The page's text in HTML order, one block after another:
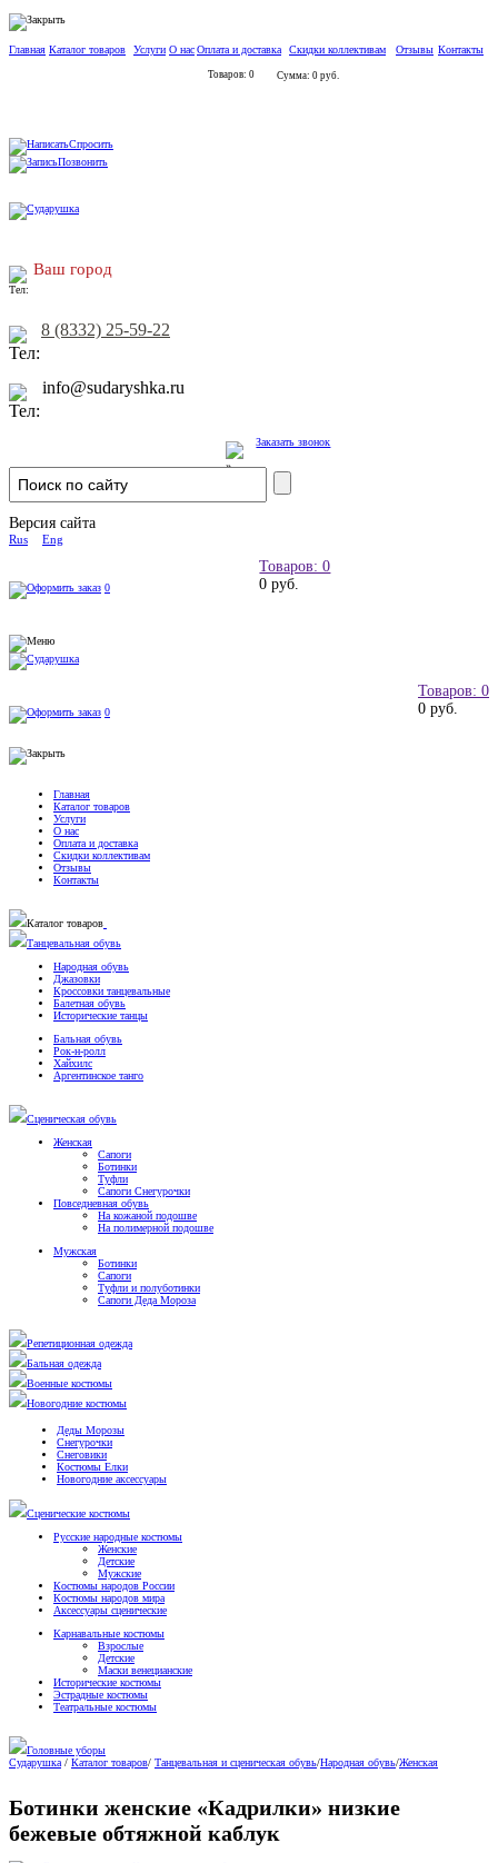
Главная Каталог товаров Услуги О насОплата и доставка Скидки коллективам Отзывы Контакты
Товаров: 0 Сумма: 0 руб.
Спросить
Позвонить
Ваш город
8 (8332) 25-59-22
info@sudaryshka.ru
Заказать звонок
Версия сайта
Rus Eng
Товаров: 0
0 руб.
0
Товаров: 0
0 руб.
0
Главная
Каталог товаров
Услуги
О нас
Оплата и доставка
Скидки коллективам
Отзывы
Контакты
Каталог товаров
Танцевальная обувь
Народная обувь
Джазовки
Кроссовки танцевальные
Балетная обувь
Исторические танцы
Бальная обувь
Рок-н-ролл
Хайхилс
Аргентинское танго
Сценическая обувь
Женская
Сапоги
Ботинки
Туфли
Сапоги Снегурочки
Повседневная обувь
На кожаной подошве
На полимерной подошве
Мужская
Ботинки
Сапоги
Туфли и полуботинки
Сапоги Деда Мороза
Репетиционная одежда
Бальная одежда
Военные костюмы
Новогодние костюмы
Деды Морозы
Снегурочки
Снеговики
Костюмы Елки
Новогодние аксессуары
Сценические костюмы
Русские народные костюмы
Женские
Детские
Мужские
Костюмы народов России
Костюмы народов мира
Аксессуары сценические
Карнавальные костюмы
Взрослые
Детские
Маски венецианские
Исторические костюмы
Эстрадные костюмы
Театральные костюмы
Головные уборы
Сударушка / Каталог товаров/ Танцевальная и сценическая обувь/Народная обувь/Женская
Ботинки женские «Кадрилки» низкие
бежевые обтяжной каблук